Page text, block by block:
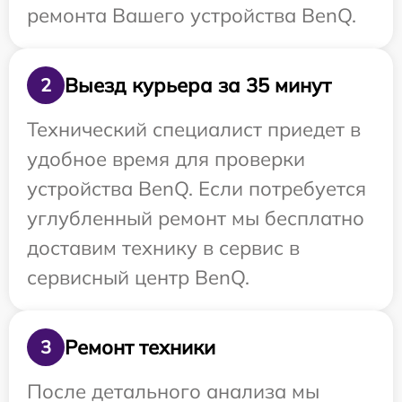
ремонта Вашего устройства BenQ.
2
Выезд курьера за 35 минут
Технический специалист приедет в
удобное время для проверки
устройства BenQ. Если потребуется
углубленный ремонт мы бесплатно
доставим технику в сервис в
сервисный центр BenQ.
3
Ремонт техники
После детального анализа мы